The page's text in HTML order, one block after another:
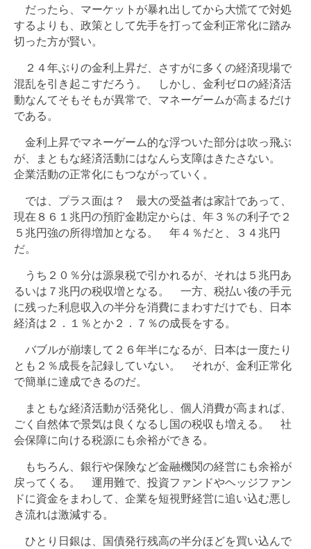
だったら、マーケットが暴れ出してから大慌てで対処
するよりも、政策として先手を打って金利正常化に踏み
切った方が賢い。
２４年ぶりの金利上昇だ、さすがに多くの経済現場で
混乱を引き起こすだろう。 しかし、金利ゼロの経済活
動なんてそもそもが異常で、マネーゲームが高まるだけ
である。
金利上昇でマネーゲーム的な浮ついた部分は吹っ飛ぶ
が、まともな経済活動にはなんら支障はきたさない。
企業活動の正常化にもつながっていく。
では、プラス面は？ 最大の受益者は家計であって、
現在８６１兆円の預貯金勘定からは、年３％の利子で２
５兆円強の所得増加となる。 年４％だと、３４兆円
だ。
うち２０％分は源泉税で引かれるが、それは５兆円あ
るいは７兆円の税収増となる。 一方、税払い後の手元
に残った利息収入の半分を消費にまわすだけでも、日本
経済は２．１％とか２．７％の成長をする。
バブルが崩壊して２６年半になるが、日本は一度たり
とも２％成長を記録していない。 それが、金利正常化
で簡単に達成できるのだ。
まともな経済活動が活発化し、個人消費が高まれば、
ごく自然体で景気は良くなるし国の税収も増える。 社
会保障に向ける税源にも余裕ができる。
もちろん、銀行や保険など金融機関の経営にも余裕が
戻ってくる。 運用難で、投資ファンドやヘッジファン
ドに資金をまわして、企業を短視野経営に追い込む悪し
き流れは激減する。
ひとり日銀は、国債発行残高の半分ほどを買い込んで